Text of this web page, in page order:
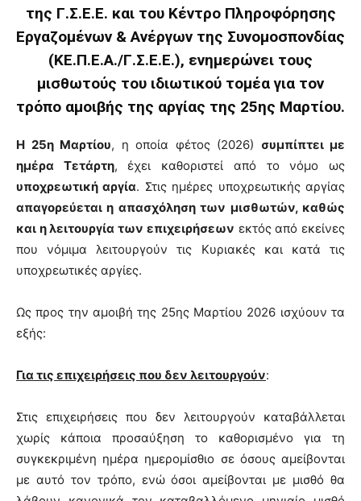
της Γ.Σ.Ε.Ε. και του Κέντρο Πληροφόρησης
Εργαζομένων & Ανέργων της Συνομοσπονδίας
(ΚΕ.Π.Ε.Α./Γ.Σ.Ε.Ε.), ενημερώνει τους
μισθωτούς του ιδιωτικού τομέα για τον
τρόπο αμοιβής της αργίας της 25ης Μαρτίου.
Η 25η Μαρτίου, η οποία φέτος (2026) συμπίπτει με
ημέρα Τετάρτη, έχει καθοριστεί από το νόμο ως
υποχρεωτική αργία. Στις ημέρες υποχρεωτικής αργίας
απαγορεύεται η απασχόληση των μισθωτών, καθώς
και η λειτουργία των επιχειρήσεων εκτός από εκείνες
που νόμιμα λειτουργούν τις Κυριακές και κατά τις
υποχρεωτικές αργίες.
Ως προς την αμοιβή της 25ης Μαρτίου 2026 ισχύουν τα
εξής:
Για τις επιχειρήσεις που δεν λειτουργούν:
Στις επιχειρήσεις που δεν λειτουργούν καταβάλλεται
χωρίς κάποια προσαύξηση το καθορισμένο για τη
συγκεκριμένη ημέρα ημερομίσθιο σε όσους αμείβονται
με αυτό τον τρόπο, ενώ όσοι αμείβονται με μισθό θα